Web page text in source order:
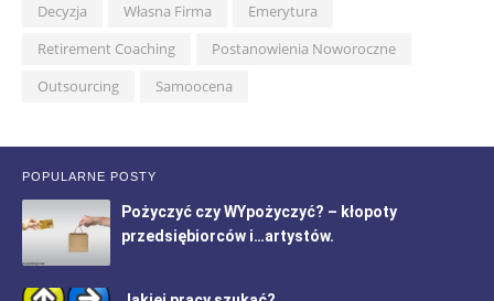
Decyzja
Własna Firma
Emerytura
Retirement Coaching
Postanowienia Noworoczne
Outsourcing
Samoocena
POPULARNE POSTY
Pożyczyć czy WYpożyczyć? – kłopoty
przedsiębiorców i…artystów.